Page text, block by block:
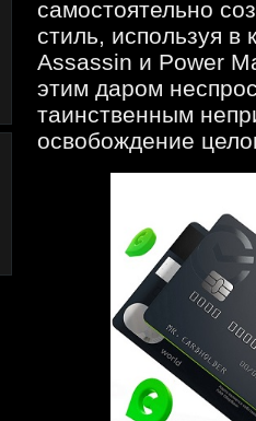
самостоятельно
стиль, используя в
Assassin и Power
этим даром
таинственным
освобождение